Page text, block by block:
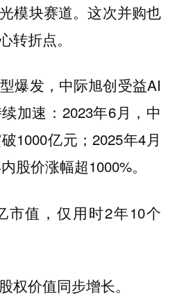
模块赛道。这次并购也
转折点。
爆发，中际旭创受益AI
加速：2023年6月，中
1000亿元；2025年4月
股价涨幅超1000%。
市值，仅用时2年10个
权价值同步增长。